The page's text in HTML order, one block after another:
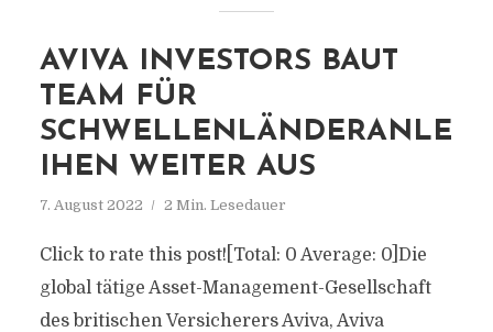
AVIVA INVESTORS BAUT
TEAM FÜR
SCHWELLENLÄNDERANLE
IHEN WEITER AUS
7. August 2022 2 Min. Lesedauer
Click to rate this post![Total: 0 Average: 0]Die
global tätige Asset-Management-Gesellschaft
des britischen Versicherers Aviva, Aviva